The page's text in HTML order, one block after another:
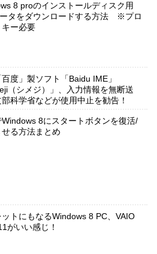
8 proのインストールディスク用
タをダウンロードする方法 ※プロ
キー必要
度」製ソフト「Baidu IME」
（シメジ）」、入力情報を無断送
科学省などが使用中止を勧告！
Windows 8にスタートボタンを復活/
る方法まとめ
ットにもなるWindows 8 PC、VAIO
がいい感じ！